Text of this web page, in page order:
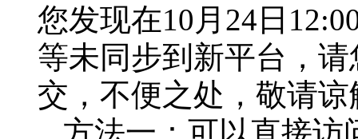
您发现在10月24日
等未同步到新平台，
交，不便之处，敬请谅